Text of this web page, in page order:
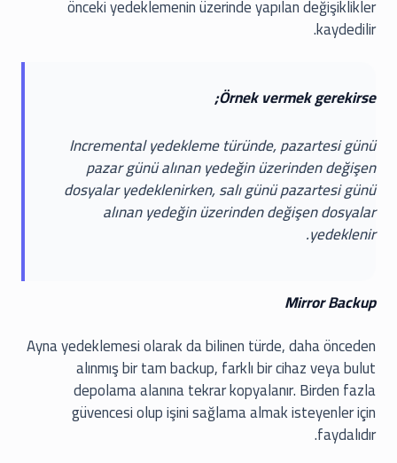
önceki yedeklemenin üzerinde yapılan değişiklikler
kaydedilir.
Örnek vermek gerekirse;
Incremental yedekleme türünde, pazartesi günü
pazar günü alınan yedeğin üzerinden değişen
dosyalar yedeklenirken, salı günü pazartesi günü
alınan yedeğin üzerinden değişen dosyalar
yedeklenir.
Mirror Backup
Ayna yedeklemesi olarak da bilinen türde, daha önceden
alınmış bir tam backup, farklı bir cihaz veya bulut
depolama alanına tekrar kopyalanır. Birden fazla
güvencesi olup işini sağlama almak isteyenler için
faydalıdır.